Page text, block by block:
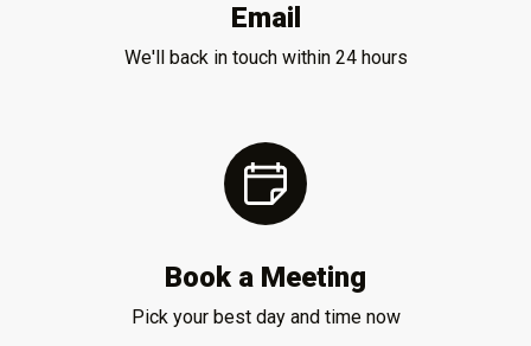
Email
We'll back in touch within 24 hours
Book a Meeting
Pick your best day and time now